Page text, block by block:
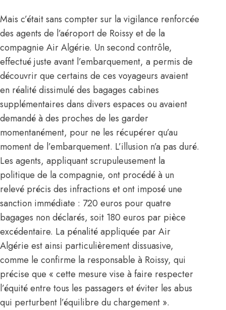
Mais c’était sans compter sur la vigilance renforcée
des agents de l’aéroport de Roissyet de la
compagnie Air Algérie. Un second contrôle,
effectué juste avant l’embarquement, a permis de
découvrir que certains de ces voyageurs avaient
en réalité dissimulé des bagages cabines
supplémentaires dans divers espaces ou avaient
demandé à des proches de les garder
momentanément, pour ne les récupérer qu’au
moment de l’embarquement. L’illusion n’a pas duré.
Les agents, appliquant scrupuleusement la
politique de la compagnie, ont procédé à un
relevé précis des infractions et ont imposé une
sanction immédiate : 720 euros pour quatre
bagages non déclarés, soit 180 euros par pièce
excédentaire. La pénalité appliquée parAir
Algérie est ainsi particulièrement dissuasive,
comme le confirme la responsable à Roissy, qui
précise que « cette mesure vise à faire respecter
l’équité entre tous les passagers et éviter les abus
qui perturbent l’équilibre du chargement ».